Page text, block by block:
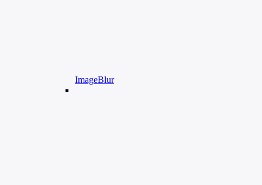
ImageBlur